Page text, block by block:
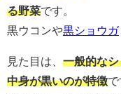
る野菜です。
黒ウコンや黒ショウガ
見た目は、 一般的な
中身が黒いのが特徴で